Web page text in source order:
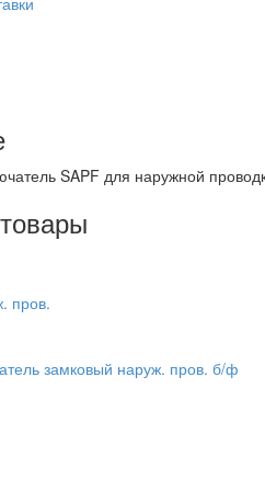
SAPF для наружной
замковый наруж. пров. б/ф